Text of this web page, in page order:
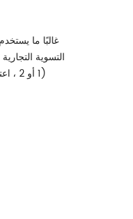
غالبًا ما
التسوية
(1